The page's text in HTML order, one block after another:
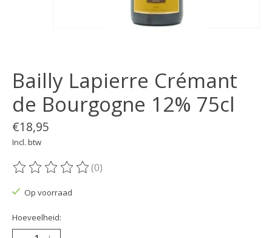
Bailly Lapierre Crémant
de Bourgogne 12% 75cl
€18,95
Incl. btw
De beoordeling van dit product is
(0)
Op voorraad
Hoeveelheid: